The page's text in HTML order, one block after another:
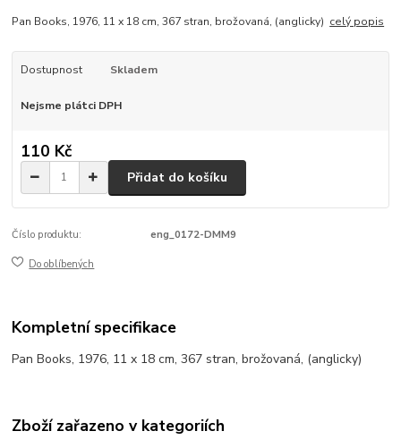
Pan Books, 1976, 11 x 18 cm, 367 stran, brožovaná, (anglicky) celý popis
Dostupnost Skladem
Nejsme plátci DPH
110 Kč
Přidat do košíku
Číslo produktu: eng_0172-DMM9
Do oblíbených
Kompletní specifikace
Pan Books, 1976, 11 x 18 cm, 367 stran, brožovaná, (anglicky)
Zboží zařazeno v kategoriích